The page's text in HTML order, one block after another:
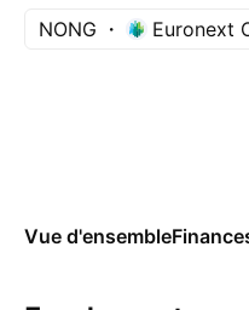
NONG Euronext
Vue d'ensemble